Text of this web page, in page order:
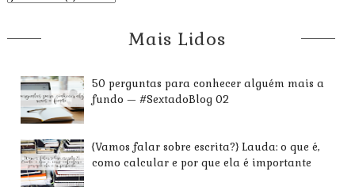
Mais Lidos
50 perguntas para conhecer alguém mais a
fundo — #SextadoBlog 02
{Vamos falar sobre escrita?} Lauda: o que é,
como calcular e por que ela é importante